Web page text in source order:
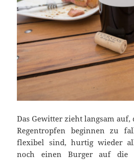
Das Gewitter zieht langsam
Regentropfen beginnen zu
flexibel sind, hurtig wieder
noch einen Burger auf